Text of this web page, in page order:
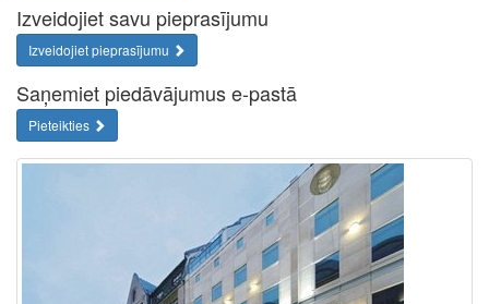
Izveidojiet savu pieprasījumu
Izveidojiet pieprasījumu
Saņemiet piedāvājumus e-pastā
Pieteikties